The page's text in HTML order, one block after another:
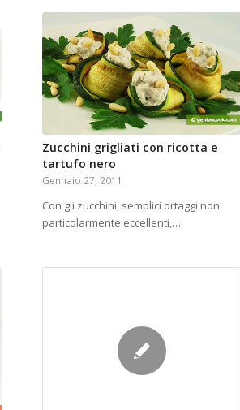
Zucchini grigliati con ricotta e
tartufo nero
Gennaio 27, 2011
Con gli zucchini, semplici ortaggi non
particolarmente eccellenti,…